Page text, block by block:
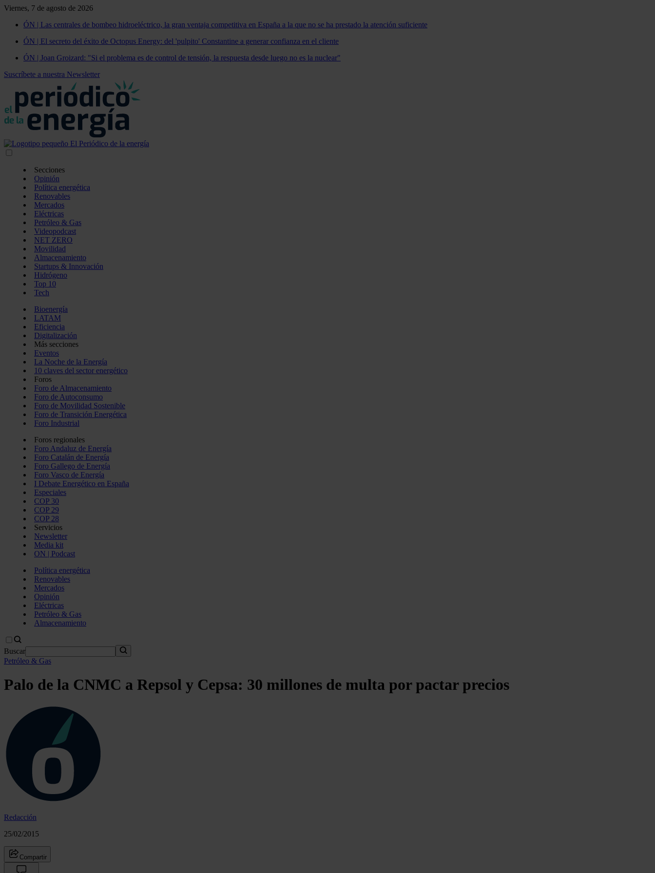
Viernes, 7 de agosto de 2026
ÓN | Las centrales de bombeo hidroeléctrico, la gran ventaja competitiva en España a la que no se ha prestado la atención suficiente
ÓN | El secreto del éxito de Octopus Energy: del 'pulpito' Constantine a generar confianza en el cliente
ÓN | Joan Groizard: "Si el problema es de control de tensión, la respuesta desde luego no es la nuclear"
Suscríbete a nuestra Newsletter
Secciones
Opinión
Política energética
Renovables
Mercados
Eléctricas
Petróleo & Gas
Videopodcast
NET ZERO
Movilidad
Almacenamiento
Startups & Innovación
Hidrógeno
Top 10
Tech
Bioenergía
LATAM
Eficiencia
Digitalización
Más secciones
Eventos
La Noche de la Energía
10 claves del sector energético
Foros
Foro de Almacenamiento
Foro de Autoconsumo
Foro de Movilidad Sostenible
Foro de Transición Energética
Foro Industrial
Foros regionales
Foro Andaluz de Energía
Foro Catalán de Energía
Foro Gallego de Energía
Foro Vasco de Energía
I Debate Energético en España
Especiales
COP 30
COP 29
COP 28
Servicios
Newsletter
Media kit
ON | Podcast
Política energética
Renovables
Mercados
Opinión
Eléctricas
Petróleo & Gas
Almacenamiento
Buscar
Petróleo & Gas
Palo de la CNMC a Repsol y Cepsa: 30 millones de multa por pactar precios
Redacción
25/02/2015
Compartir